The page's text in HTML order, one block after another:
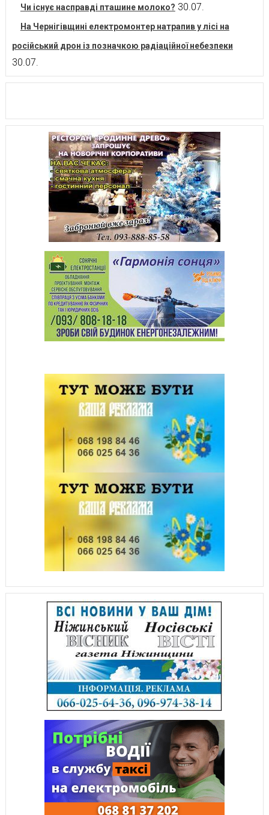
Чи існує насправді пташине молоко? 30.07.
На Чернігівщині електромонтер натрапив у лісі на
російський дрон із позначкою радіаційної небезпеки
30.07.